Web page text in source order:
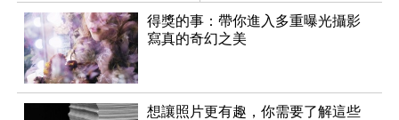
得獎的事：帶你進入多重曝光攝影
寫真的奇幻之美
想讓照片更有趣，你需要了解這些